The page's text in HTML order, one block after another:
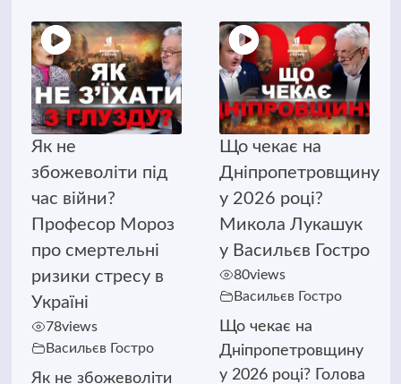
Як не
збожеволіти під
час війни?
Професор Мороз
про смертельні
ризики стресу в
Україні
78views
Васильєв Гостро
Як не збожеволіти
Що чекає на
Дніпропетровщину
у 2026 році?
Микола Лукашук
у Васильєв Гостро
80views
Васильєв Гостро
Що чекає на
Дніпропетровщину
у 2026 році? Голова